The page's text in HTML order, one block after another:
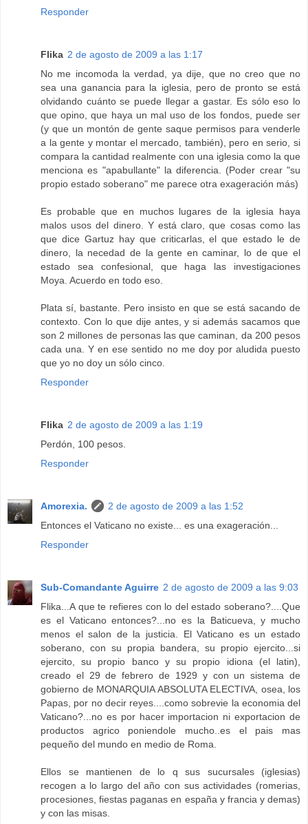
Responder
Flika 2 de agosto de 2009 a las 1:17
No me incomoda la verdad, ya dije, que no creo que no
sea una ganancia para la iglesia, pero de pronto se está
olvidando cuánto se puede llegar a gastar. Es sólo eso lo
que opino, que haya un mal uso de los fondos, puede ser
(y que un montón de gente saque permisos para venderle
a la gente y montar el mercado, también), pero en serio, si
compara la cantidad realmente con una iglesia como la que
menciona es "apabullante" la diferencia. (Poder crear "su
propio estado soberano" me parece otra exageración más)
Es probable que en muchos lugares de la iglesia haya
malos usos del dinero. Y está claro, que cosas como las
que dice Gartuz hay que criticarlas, el que estado le de
dinero, la necedad de la gente en caminar, lo de que el
estado sea confesional, que haga las investigaciones
Moya. Acuerdo en todo eso.
Plata sí, bastante. Pero insisto en que se está sacando de
contexto. Con lo que dije antes, y si además sacamos que
son 2 millones de personas las que caminan, da 200 pesos
cada una. Y en ese sentido no me doy por aludida puesto
que yo no doy un sólo cinco.
Responder
Flika 2 de agosto de 2009 a las 1:19
Perdón, 100 pesos.
Responder
Amorexia.
2 de agosto de 2009 a las 1:52
Entonces el Vaticano no existe... es una exageración...
Responder
Sub-Comandante Aguirre 2 de agosto de 2009 a las 9:03
Flika...A que te refieres con lo del estado soberano?....Que
es el Vaticano entonces?...no es la Baticueva, y mucho
menos el salon de la justicia. El Vaticano es un estado
soberano, con su propia bandera, su propio ejercito...si
ejercito, su propio banco y su propio idiona (el latin),
creado el 29 de febrero de 1929 y con un sistema de
gobierno de MONARQUIA ABSOLUTA ELECTIVA, osea, los
Papas, por no decir reyes....como sobrevie la economia del
Vaticano?...no es por hacer importacion ni exportacion de
productos agrico poniendole mucho..es el pais mas
pequeño del mundo en medio de Roma.
Ellos se mantienen de lo q sus sucursales (iglesias)
recogen a lo largo del año con sus actividades (romerias,
procesiones, fiestas paganas en españa y francia y demas)
y con las misas.